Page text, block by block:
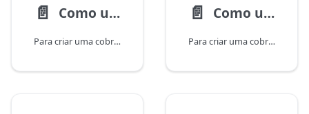
📄️ Como usar a API para criar uma cobrança (cob)?
Para criar uma cobrança Pix, você utiliza o endpoint /api/v1/charge da API.
📄️ Como usar a API para criar uma cobrança com split para Sub Conta?
Para criar uma cobrança Pix com split para sub conta, você utiliza o endpoint /api/v1/charge da API.